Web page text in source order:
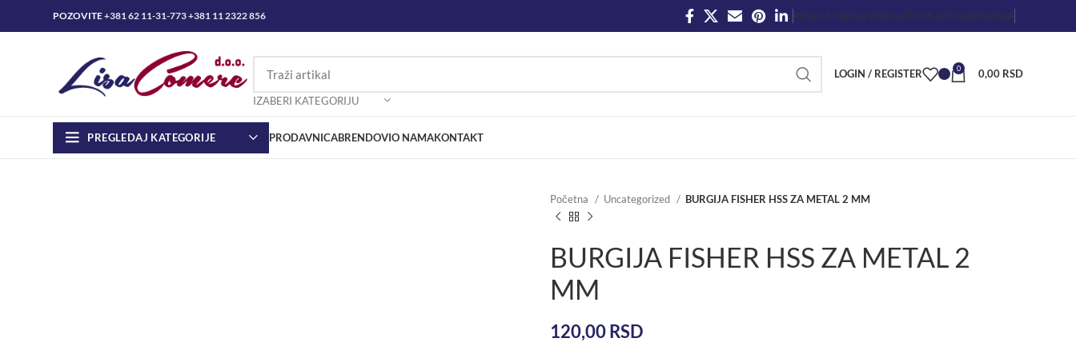
POZOVITE+381 62 11-31-773+381 11 2322 856 PITANJA I ODGOVORI NAČIN PLAĆANJADOSTAVA
IZABERI KATEGORIJU
LOGIN / REGISTER 0 0 0,00 RSD
PREGLEDAJ KATEGORIJE PRODAVNICABRENDOVIO NAMAKONTAKT
Početna Uncategorized BURGIJA FISHER HSS ZA METAL 2 MM
BURGIJA FISHER HSS ZA METAL 2
MM
120,00RSD